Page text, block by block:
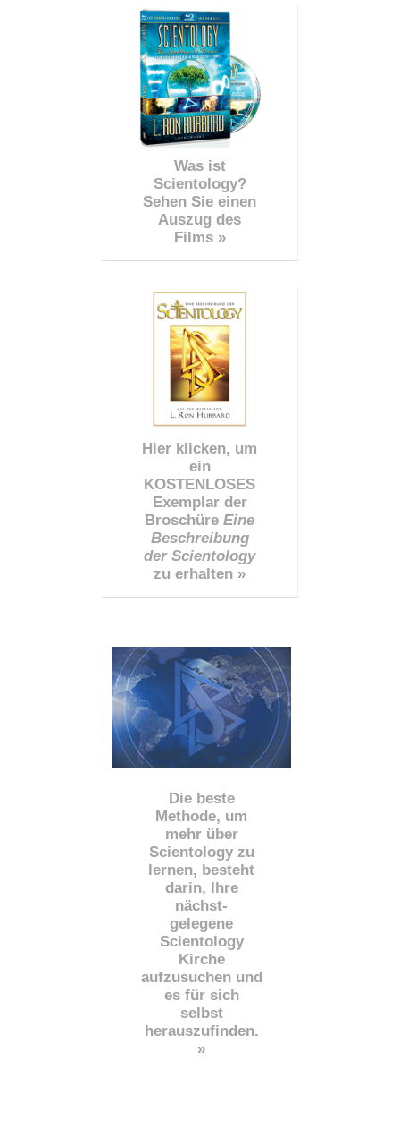
Was ist
Scientology?
Sehen Sie einen
Auszug des
Films »
Hier klicken, um
ein
KOSTENLOSES
Exemplar der
Broschüre Eine
Beschreibung
der Scientology
zu erhalten »
Die beste
Methode, um
mehr über
Scientology zu
lernen, besteht
darin, Ihre
nächst-
gelegene
Scientology
Kirche
aufzusuchen und
es für sich
selbst
herauszufinden.
»